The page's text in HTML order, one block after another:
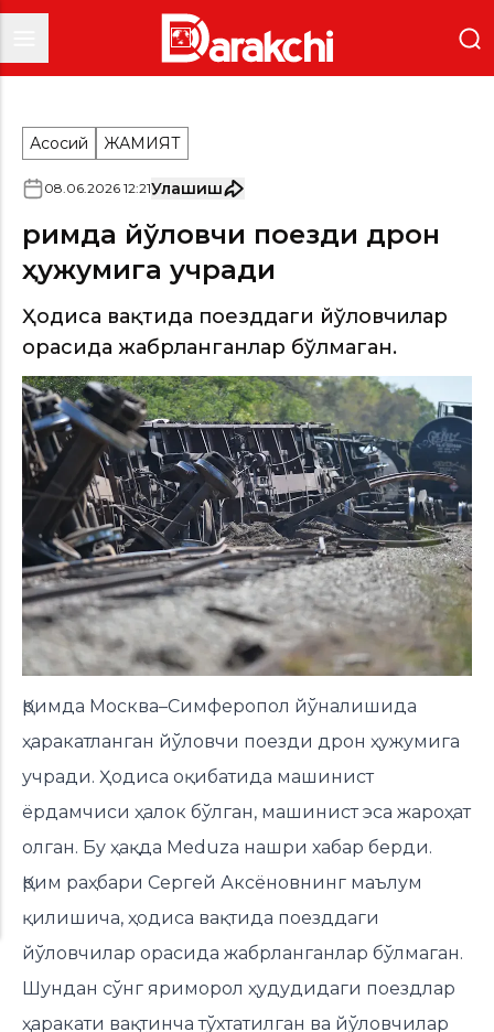
Асосий ЖАМИЯТ
08.06.2026 12:21Улашиш
Қримда йўловчи поезди дрон
ҳужумига учради
Ҳодиса вақтида поезддаги йўловчилар
орасида жабрланганлар бўлмаган.
Қримда Москва–Симферопол йўналишида
ҳаракатланган йўловчи поезди дрон ҳужумига
учради. Ҳодиса оқибатида машинист
ёрдамчиси ҳалок бўлган, машинист эса жароҳат
олган. Бу ҳақда Meduza нашри хабар берди.
Қрим раҳбари Сергей Аксёновнинг маълум
қилишича, ҳодиса вақтида поезддаги
йўловчилар орасида жабрланганлар бўлмаган.
Шундан сўнг яриморол ҳудудидаги поездлар
ҳаракати вақтинча тўхтатилган ва йўловчилар